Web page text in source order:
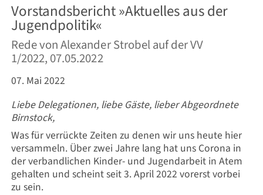
Vorstandsbericht »Aktuelles aus der
Jugendpolitik«
Rede von Alexander Strobel auf der VV
1/2022, 07.05.2022
07. Mai 2022
Liebe Delegationen, liebe Gäste, lieber Abgeordnete
Birnstock,
Was für verrückte Zeiten zu denen wir uns heute hier
versammeln. Über zwei Jahre lang hat uns Corona in
der verbandlichen Kinder- und Jugendarbeit in Atem
gehalten und scheint seit 3. April 2022 vorerst vorbei
zu sein.